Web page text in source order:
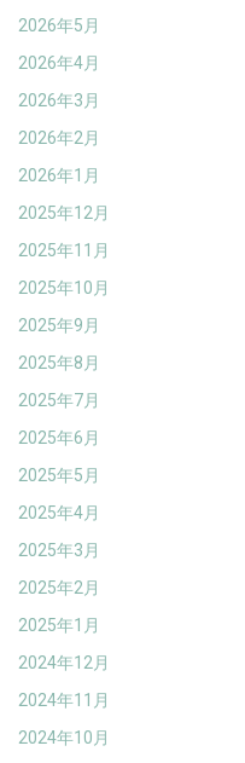
2026年5月
2026年4月
2026年3月
2026年2月
2026年1月
2025年12月
2025年11月
2025年10月
2025年9月
2025年8月
2025年7月
2025年6月
2025年5月
2025年4月
2025年3月
2025年2月
2025年1月
2024年12月
2024年11月
2024年10月